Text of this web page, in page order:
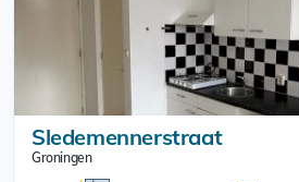
Sledemennerstraat
Groningen